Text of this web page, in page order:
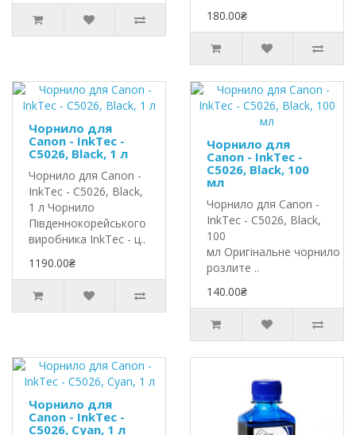
180.00₴
Чорнило для
Canon - InkTec -
C5026, Black, 1 л
Чорнило для Canon -
InkTec - C5026, Black,
1 л Чорнило
Південнокорейського
виробника InkTec - ц..
1190.00₴
Чорнило для
Canon - InkTec -
C5026, Black, 100
мл
Чорнило для Canon -
InkTec - C5026, Black,
100
мл Оригінальне чорнило
розлите ..
140.00₴
Чорнило для
Canon - InkTec -
C5026, Cyan, 1 л